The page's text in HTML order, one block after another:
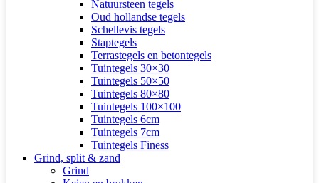
Natuursteen tegels
Oud hollandse tegels
Schellevis tegels
Staptegels
Terrastegels en betontegels
Tuintegels 30×30
Tuintegels 50×50
Tuintegels 80×80
Tuintegels 100×100
Tuintegels 6cm
Tuintegels 7cm
Tuintegels Finess
Grind, split & zand
Grind